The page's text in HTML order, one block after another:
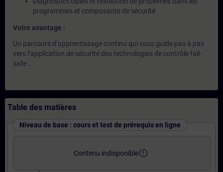
programmes et composants de sécurité.
Votre avantage :
Un parcours d’apprentissage continu qui vous guide pas à pas
vers l’application de sécurité des technologies de contrôle fail-
safe .
Table des matières
Niveau de base : cours et test de prérequis en ligne
Contenu indisponibleerror_outline